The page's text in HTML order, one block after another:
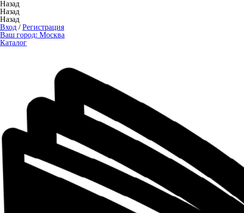
Назад
Назад
Назад
Вход /Регистрация
Ваш город: Москва
Каталог